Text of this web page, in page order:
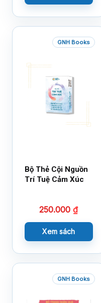
GNH Books
Bộ Thẻ Cội Nguồn
Trí Tuệ Cảm Xúc
250.000₫
Xem sách
GNH Books